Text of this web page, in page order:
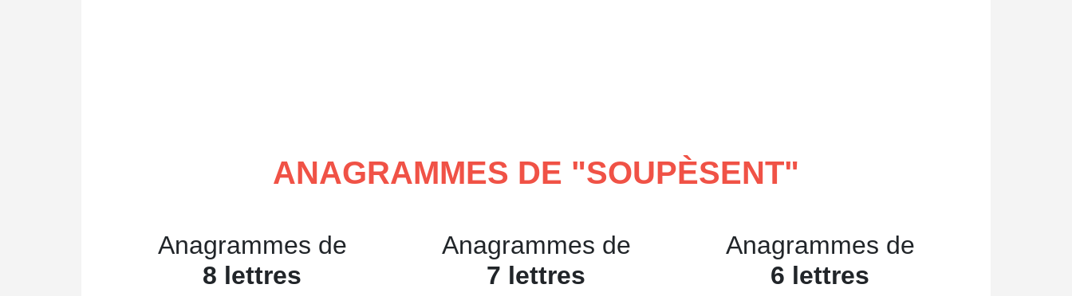
ANAGRAMMES DE "SOUPÈSENT"
Anagrammes de
8 lettres
Anagrammes de
7 lettres
Anagrammes de
6 lettres